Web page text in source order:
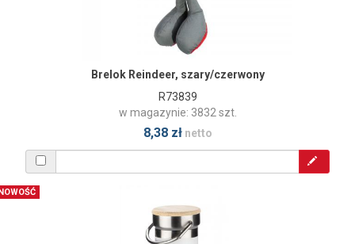
Brelok Reindeer, szary/czerwony
R73839
w magazynie: 3832 szt.
8,38 złnetto